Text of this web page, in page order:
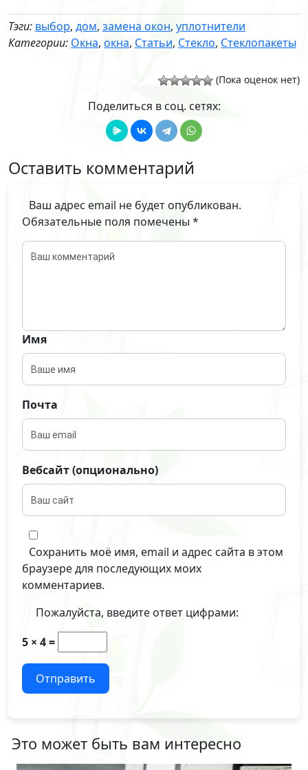
Тэги: выбор, дом, замена окон, уплотнители
Категории: Окна, окна, Статьи, Стекло, Стеклопакеты
(Пока оценок нет)
Поделиться в соц. сетях:
Оставить комментарий
Ваш адрес email не будет опубликован.
Обязательные поля помечены *
Имя
Почта
Вебсайт (опционально)
Сохранить моё имя, email и адрес сайта в этом
браузере для последующих моих
комментариев.
Пожалуйста, введите ответ цифрами:
5 × 4 =
Отправить
Это может быть вам интересно